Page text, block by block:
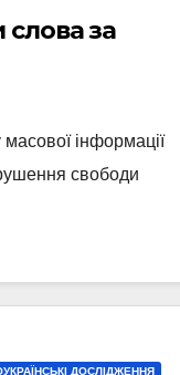
за
інформації
свободи
ДОСЛІДЖЕННЯ